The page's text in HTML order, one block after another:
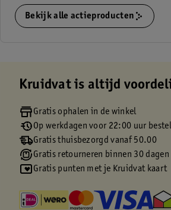
Bekijk alle actieproducten
Kruidvat is altijd
Gratis ophalen in de winkel
Op werkdagen voor 22:00 uur
Gratis thuisbezorgd vanaf 50.00
Gratis retourneren binnen 30 dagen
Gratis punten met je Kruidvat kaart